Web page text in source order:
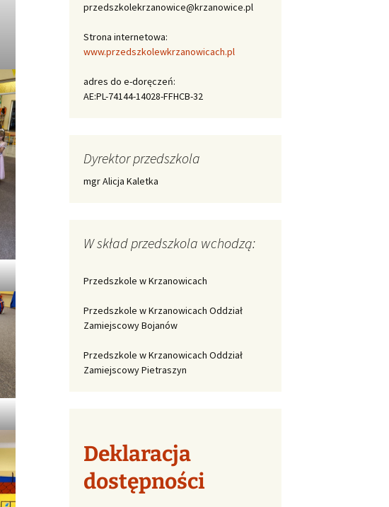
przedszkolekrzanowice@krzanowice.pl
Strona internetowa:
www.przedszkolewkrzanowicach.pl
adres do e-doręczeń:
AE:PL-74144-14028-FFHCB-32
Dyrektor przedszkola
mgr Alicja Kaletka
W skład przedszkola wchodzą:
Przedszkole w Krzanowicach
Przedszkole w Krzanowicach Oddział
Zamiejscowy Bojanów
Przedszkole w Krzanowicach Oddział
Zamiejscowy Pietraszyn
Deklaracja
dostępności